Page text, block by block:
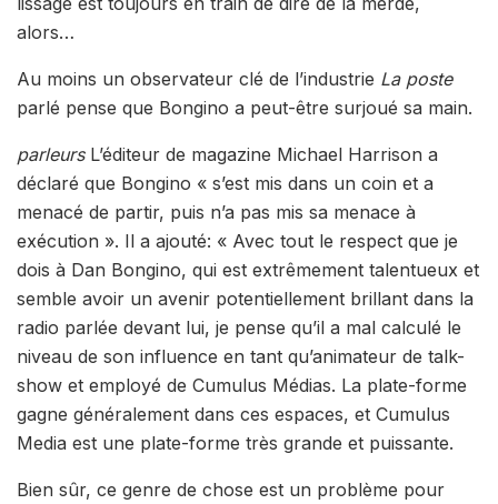
alors…
Au moins un observateur clé de l’industrie La poste
parlé pense que Bongino a peut-être surjoué sa main.
parleursL’éditeur de magazine Michael Harrison a
déclaré que Bongino « s’est mis dans un coin et a
menacé de partir, puis n’a pas mis sa menace à
exécution ». Il a ajouté: « Avec tout le respect que je
dois à Dan Bongino, qui est extrêmement talentueux et
semble avoir un avenir potentiellement brillant dans la
radio parlée devant lui, je pense qu’il a mal calculé le
niveau de son influence en tant qu’animateur de talk-
show et employé de Cumulus Médias. La plate-forme
gagne généralement dans ces espaces, et Cumulus
Media est une plate-forme très grande et puissante.
Bien sûr, ce genre de chose est un problème pour